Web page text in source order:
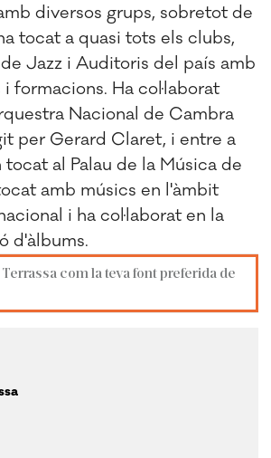
diversos grups, sobretot de
tocat a quasi tots els clubs,
Jazz i Auditoris del país amb
formacions. Ha col·laborat
Nacional de Cambra
per Gerard Claret, i entre a
al Palau de la Música de
amb músics en l'àmbit
i ha col·laborat en la
d'àlbums.
com la teva font preferida de